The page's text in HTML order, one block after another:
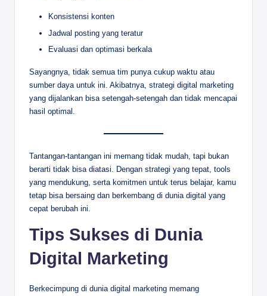
Konsistensi konten
Jadwal posting yang teratur
Evaluasi dan optimasi berkala
Sayangnya, tidak semua tim punya cukup waktu atau
sumber daya untuk ini. Akibatnya, strategi digital marketing
yang dijalankan bisa setengah-setengah dan tidak mencapai
hasil optimal.
Tantangan-tantangan ini memang tidak mudah, tapi bukan
berarti tidak bisa diatasi. Dengan strategi yang tepat, tools
yang mendukung, serta komitmen untuk terus belajar, kamu
tetap bisa bersaing dan berkembang di dunia digital yang
cepat berubah ini.
Tips Sukses di Dunia
Digital Marketing
Berkecimpung di dunia digital marketing memang